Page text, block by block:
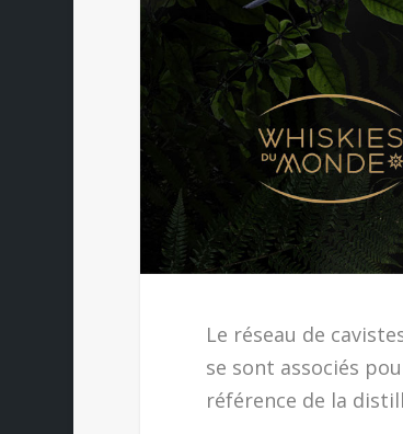
Le réseau de
se sont associés
référence de la